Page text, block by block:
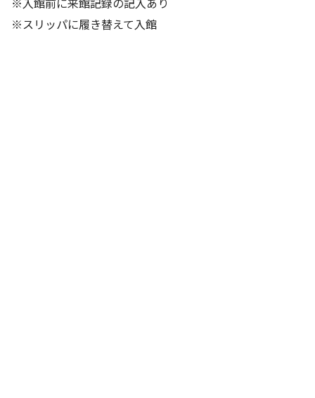
※スリッパに履き替えて入館